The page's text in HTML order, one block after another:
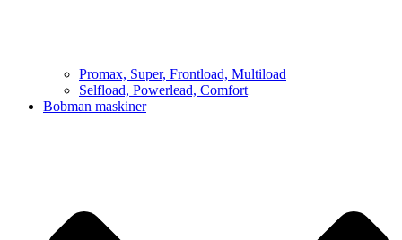
Promax, Super, Frontload, Multiload
Selfload, Powerlead, Comfort
Bobman maskiner